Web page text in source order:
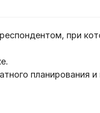
при
планирования и